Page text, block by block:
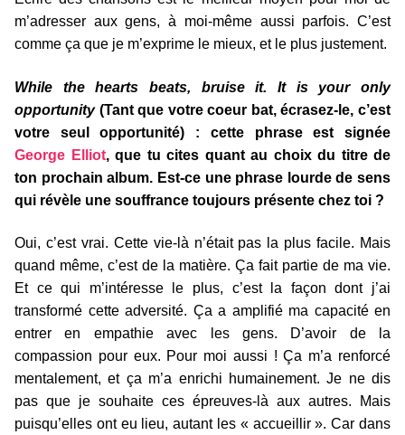
m’adresser aux gens, à moi-même aussi parfois. C’est
comme ça que je m’exprime le mieux, et le plus justement.
While the hearts beats, bruise it. It is your only
opportunity(Tant que votre coeur bat, écrasez-le, c’est
votre seul opportunité) : cette phrase est signée
George Elliot, que tu cites quant au choix du titre de
ton prochain album. Est-ce une phrase lourde de sens
qui révèle une souffrance toujours présente chez toi ?
Oui, c’est vrai. Cette vie-là n’était pas la plus facile. Mais
quand même, c’est de la matière. Ça fait partie de ma vie.
Et ce qui m’intéresse le plus, c’est la façon dont j’ai
transformé cette adversité. Ça a amplifié ma capacité en
entrer en empathie avec les gens. D’avoir de la
compassion pour eux. Pour moi aussi ! Ça m’a renforcé
mentalement, et ça m’a enrichi humainement. Je ne dis
pas que je souhaite ces épreuves-là aux autres. Mais
puisqu’elles ont eu lieu, autant les « accueillir ». Car dans